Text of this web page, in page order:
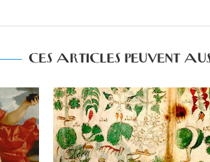
CES ARTICLES PEUVENT